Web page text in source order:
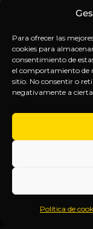
Para ofrecer las
cookies para
consentimiento de
el comportamiento de
sitio. No consentir o
negativamente a
Política de
publicaciones y
suscripción.
Inteligencia
Anticipándonos